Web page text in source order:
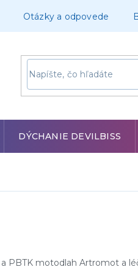
Otázky a odpovede
DÝCHANIE DEVILBISS
PBTK motodlah Artromot a